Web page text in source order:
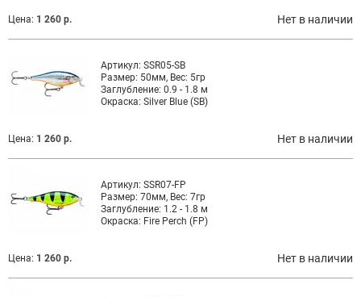
Цена: 1 260 р. Нет в наличии
Артикул: SSR05-SB
Размер: 50мм, Вес: 5гр
Заглубление: 0.9 - 1.8 м
Окраска: Silver Blue (SB)
Цена: 1 260 р. Нет в наличии
Артикул: SSR07-FP
Размер: 70мм, Вес: 7гр
Заглубление: 1.2 - 1.8 м
Окраска: Fire Perch (FP)
Цена: 1 260 р. Нет в наличии